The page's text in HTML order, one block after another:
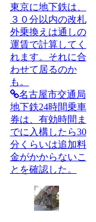
東京に地下鉄は、
３０分以内の改札
外乗換えは通しの
運賃で計算してく
れます。それに合
わせて居るのか
も。
名古屋市交通局
地下鉄24時間乗車
券は、有効時間ま
でに入構したら30
分くらいは追加料
金がかからないこ
とを確認した。